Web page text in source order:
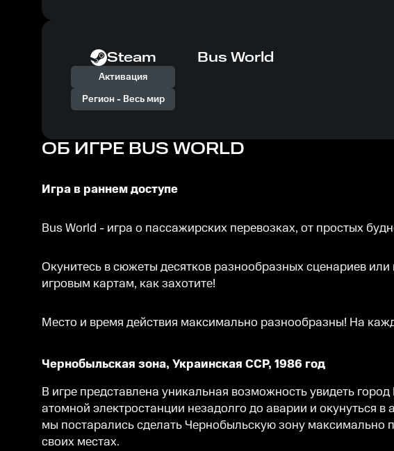
Steam
Активация
Регион - Весь мир
Bus World
ОБ ИГРЕ BUS WORLD
Игра в раннем доступе
Bus World - игра о пассажирских перевозках, от простых
Окунитесь в сюжеты десятков разнообразных сценариев
игровым картам, как захотите!
Место и время действия максимально разнообразны! На
Чернобыльская зона, Украинская ССР, 1986 год
В игре представлена уникальная возможность увидеть
атомной электростанции незадолго до аварии и окунуться
мы постарались сделать Чернобыльскую зону максимально
своих местах.